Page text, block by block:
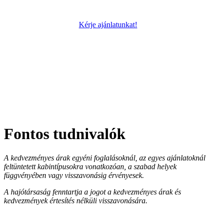
Kérje ajánlatunkat!
Fontos tudnivalók
A kedvezményes árak egyéni foglalásoknál, az egyes ajánlatoknál
feltüntetett kabintípusokra vonatkozóan, a szabad helyek
függvényében vagy visszavonásig érvényesek.
A hajótársaság fenntartja a jogot a kedvezményes árak és
kedvezmények értesítés nélküli visszavonására.